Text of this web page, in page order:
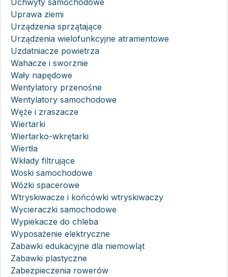
Uprawa ziemi
Urządzenia sprzątające
Urządzenia wielofunkcyjne atramentowe
Uzdatniacze powietrza
Wahacze i sworznie
Wały napędowe
Wentylatory przenośne
Wentylatory samochodowe
Węże i zraszacze
Wiertarki
Wiertarko-wkrętarki
Wiertła
Wkłady filtrujące
Woski samochodowe
Wózki spacerowe
Wtryskiwacze i końcówki wtryskiwaczy
Wycieraczki samochodowe
Wypiekacze do chleba
Wyposażenie elektryczne
Zabawki edukacyjne dla niemowląt
Zabawki plastyczne
Zabezpieczenia rowerów